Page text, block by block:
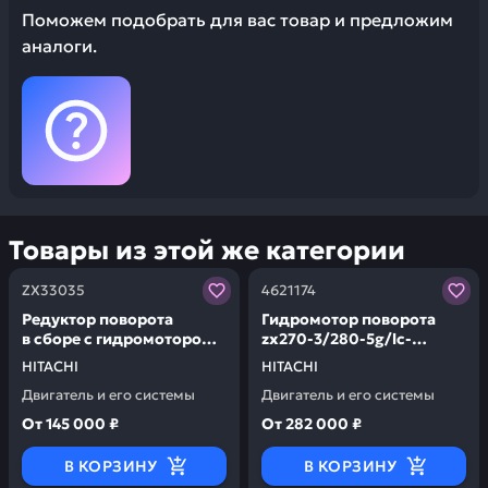
Поможем подобрать для вас товар и предложим
аналоги.
Товары из этой же категории
ZX33035
HITACHI
Редуктор поворота
в сборе с гидромотором
zx-330 9236592 HITACHI
ZX33035
Двигатель и его системы
Заказывая запчасти у нас, вы получаете гарантию
От145 000 ₽
В КОРЗИНУ
4621174
HITACHI
Гидромотор поворота
zx270-3/280-5g/lc-
5g/300-5a lc-5a/lch-5a 6a
HITACHI 4621174
Двигатель и его системы
Заказывая запчасти у
От282 000 ₽
В КОРЗИНУ